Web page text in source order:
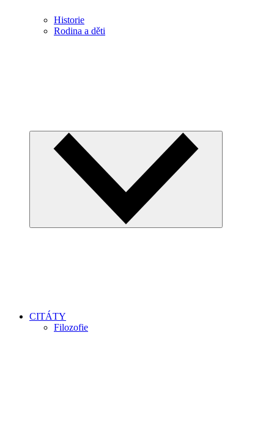
Historie
Rodina a děti
CITÁTY
Filozofie